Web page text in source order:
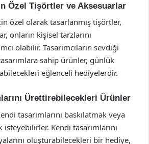
Özel Tişörtler ve Aksesuarlar
özel olarak tasarlanmış tişörtler,
onların kişisel tarzlarını
olabilir. Tasarımcıların sevdiği
sahip ürünler, günlük
eğlenceli hediyelerdir.
Ürettirebilecekleri Ürünler
tasarımlarını baskılatmak veya
Kendi tasarımlarını
oluşturabilecekleri bir hediye,